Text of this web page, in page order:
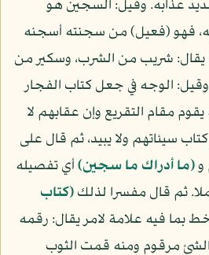
عذابه. وقيل: السجين هو
فهو (فعيل) من سجنته أسجنه
يقال: شريب من الشرب، وسكير من
الوجه في جعل كتاب الفجار
مقام التقريع وإن عقابهم لا
كتاب سيئاتهم ولا يبيد، ثم قال على
و(ما أدراك ما سجين)أي تفصيله
ثم قال مفسرا لذلك(كتاب
بما فيه علامة لامر يقال: رقمه
مرقوم ومنه قمت الثوب